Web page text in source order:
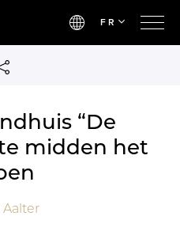
FR
“De
midden het
Aalter